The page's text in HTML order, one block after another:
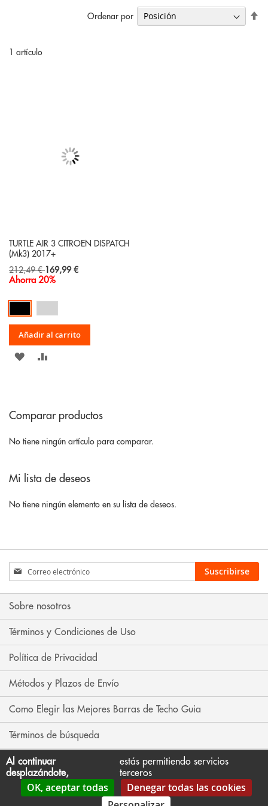
1 artículo
Ordenar por
TURTLE AIR 3 CITROEN DISPATCH
(Mk3) 2017+
212,49 € Special
Price
169,99 €
Ahorra 20%
Añadir al carrito
AÑADIR
LISTA
DE
Comparar productos
No tiene ningún artículo para comparar.
Mi lista de deseos
No tiene ningún elemento en su lista de deseos.
Inscríbase
a
nuestro
boletín
noticias:
Suscribirse
Sobre nosotros
Términos y Condiciones de Uso
Política de Privacidad
Métodos y Plazos de Envío
Como Elegir las Mejores Barras de Techo Guia
Términos de búsqueda
Búsqueda avanzada
Contáctenos
Al continuar
desplazándote,
estás permitiendo servicios
terceros
OK, aceptar todas
Denegar todas las cookies